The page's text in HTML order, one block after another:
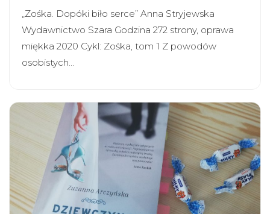
„Zośka. Dopóki biło serce” Anna Stryjewska
Wydawnictwo Szara Godzina 272 strony, oprawa
miękka 2020 Cykl: Zośka, tom 1 Z powodów
osobistych…